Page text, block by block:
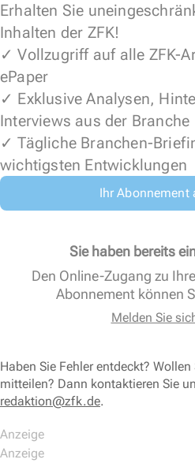
Erhalten Sie
Inhalten der ZFK!
✓ Vollzugriff auf alle ZFK-
ePaper
✓ Exklusive Analysen,
Interviews aus der Branche
✓ Tägliche Branchen-
wichtigsten Entwicklungen
Ihr Abonnement
Sie haben bereits
Den Online-Zugang zu
Abonnement können
Melden Sie
Haben Sie Fehler entdeckt?
mitteilen? Dann kontaktieren Sie
redaktion@zfk.de.